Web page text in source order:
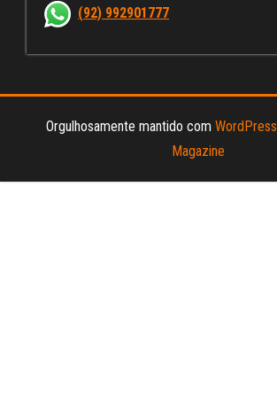
(92) 992901777
Orgulhosamente mantido com WordPress
Magazine